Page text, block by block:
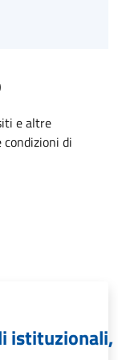
e altre
di
istituzionali,